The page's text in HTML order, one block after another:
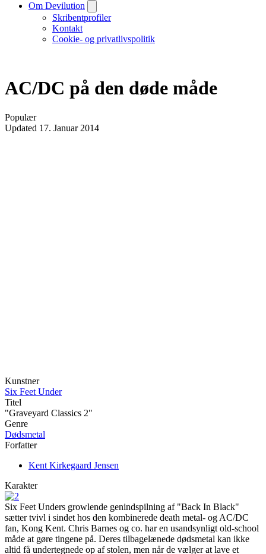
Om Devilution
Skribentprofiler
Kontakt
Cookie- og privatlivspolitik
AC/DC på den døde måde
Populær
Updated 17. Januar 2014
Kunstner
Six Feet Under
Titel
"Graveyard Classics 2"
Genre
Dødsmetal
Forfatter
Kent Kirkegaard Jensen
Karakter
Six Feet Unders growlende genindspilning af "Back In Black"
sætter tvivl i sindet hos den kombinerede death metal- og AC/DC
fan, Kong Kent. Chris Barnes og co. har en usandsynligt old-school
måde at gøre tingene på. Deres tilbagelænede dødsmetal kan ikke
altid få undertegnede op af stolen, men når de vælger at lave et